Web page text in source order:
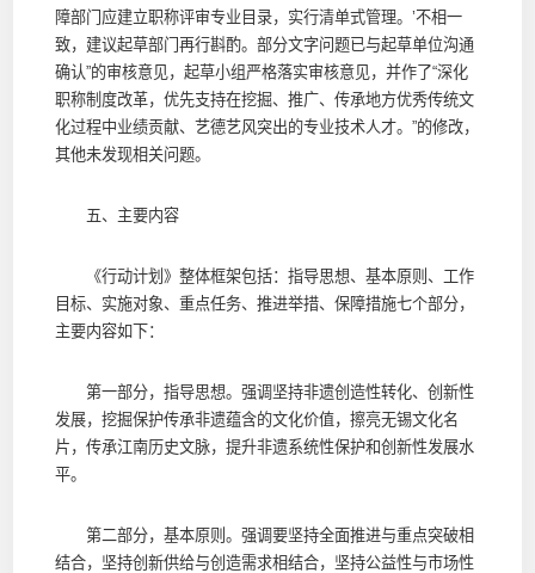
障部门应建立职称评审专业目录，实行清单式管理。’不相一
致，建议起草部门再行斟酌。部分文字问题已与起草单位沟通
确认”的审核意见，起草小组严格落实审核意见，并作了“深化
职称制度改革，优先支持在挖掘、推广、传承地方优秀传统文
化过程中业绩贡献、艺德艺风突出的专业技术人才。”的修改，
其他未发现相关问题。
五、主要内容
《行动计划》整体框架包括：指导思想、基本原则、工作
目标、实施对象、重点任务、推进举措、保障措施七个部分，
主要内容如下：
第一部分，指导思想。强调坚持非遗创造性转化、创新性
发展，挖掘保护传承非遗蕴含的文化价值，擦亮无锡文化名
片，传承江南历史文脉，提升非遗系统性保护和创新性发展水
平。
第二部分，基本原则。强调要坚持全面推进与重点突破相
结合，坚持创新供给与创造需求相结合，坚持公益性与市场性